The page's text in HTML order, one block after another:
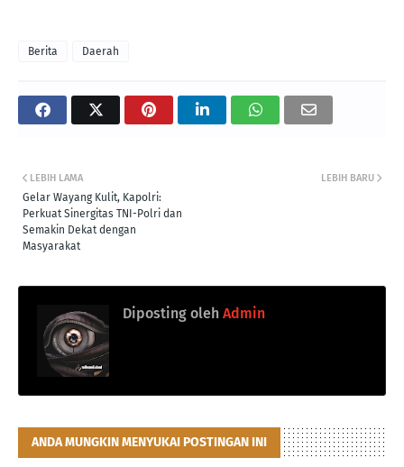
Berita Daerah
LEBIH BARU
LEBIH LAMA
Gelar Wayang Kulit, Kapolri:
Perkuat Sinergitas TNI-Polri dan
Semakin Dekat dengan
Masyarakat
Diposting oleh Admin
ANDA MUNGKIN MENYUKAI POSTINGAN INI